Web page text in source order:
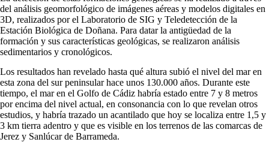
del análisis geomorfológico de imágenes aéreas y modelos digitales en
3D, realizados por el Laboratorio de SIG y Teledetección de la
Estación Biológica de Doñana. Para datar la antigüedad de la
formación y sus características geológicas, se realizaron análisis
sedimentarios y cronológicos.
Los resultados han revelado hasta qué altura subió el nivel del mar en
esta zona del sur peninsular hace unos 130.000 años. Durante este
tiempo, el mar en el Golfo de Cádiz habría estado entre 7 y 8 metros
por encima del nivel actual, en consonancia con lo que revelan otros
estudios, y habría trazado un acantilado que hoy se localiza entre 1,5 y
3 km tierra adentro y que es visible en los terrenos de las comarcas de
Jerez y Sanlúcar de Barrameda.